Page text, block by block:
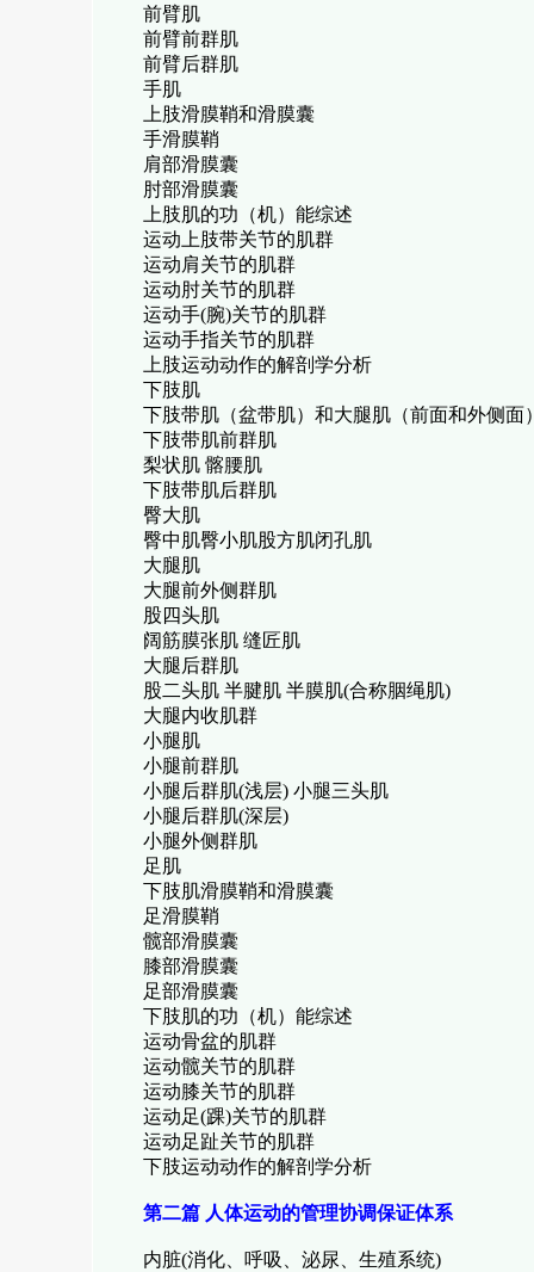
前臂肌
前臂前群肌
前臂后群肌
手肌
上肢滑膜鞘和滑膜囊
手滑膜鞘
肩部滑膜囊
肘部滑膜囊
上肢肌的功（机）能综述
运动上肢带关节的肌群
运动肩关节的肌群
运动肘关节的肌群
运动手(腕)关节的肌群
运动手指关节的肌群
上肢运动动作的解剖学分析
下肢肌
下肢带肌（盆带肌）和大腿肌（前面和外侧面
下肢带肌前群肌
梨状肌 髂腰肌
下肢带肌后群肌
臀大肌
臀中肌臀小肌股方肌闭孔肌
大腿肌
大腿前外侧群肌
股四头肌
阔筋膜张肌 缝匠肌
大腿后群肌
股二头肌 半腱肌 半膜肌(合称胭绳肌)
大腿内收肌群
小腿肌
小腿前群肌
小腿后群肌(浅层) 小腿三头肌
小腿后群肌(深层)
小腿外侧群肌
足肌
下肢肌滑膜鞘和滑膜囊
足滑膜鞘
髋部滑膜囊
膝部滑膜囊
足部滑膜囊
下肢肌的功（机）能综述
运动骨盆的肌群
运动髋关节的肌群
运动膝关节的肌群
运动足(踝)关节的肌群
运动足趾关节的肌群
下肢运动动作的解剖学分析
第二篇 人体运动的管理协调保证体系
内脏(消化、呼吸、泌尿、生殖系统)